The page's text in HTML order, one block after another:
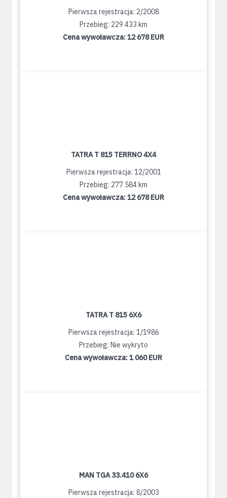
Pierwsza rejestracja: 2/2008
Przebieg: 229 433 km
Cena wywoławcza:12 678 EUR
TATRA T 815 TERRNO 4X4
Pierwsza rejestracja: 12/2001
Przebieg: 277 584 km
Cena wywoławcza:12 678 EUR
TATRA T 815 6X6
Pierwsza rejestracja: 1/1986
Przebieg: Nie wykryto
Cena wywoławcza:1 060 EUR
MAN TGA 33.410 6X6
Pierwsza rejestracja: 8/2003